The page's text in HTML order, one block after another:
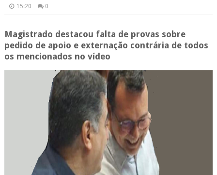
15:20 0
Magistrado destacou falta de provas sobre
pedido de apoio e externação contrária de todos
os mencionados no vídeo